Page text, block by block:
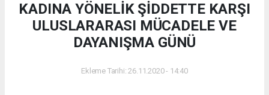
KADINA YÖNELİK ŞİDDETTE KARŞI
ULUSLARARASI MÜCADELE VE
DAYANIŞMA GÜNÜ
Ekleme Tarihi: 26.11.2020 - 14:40